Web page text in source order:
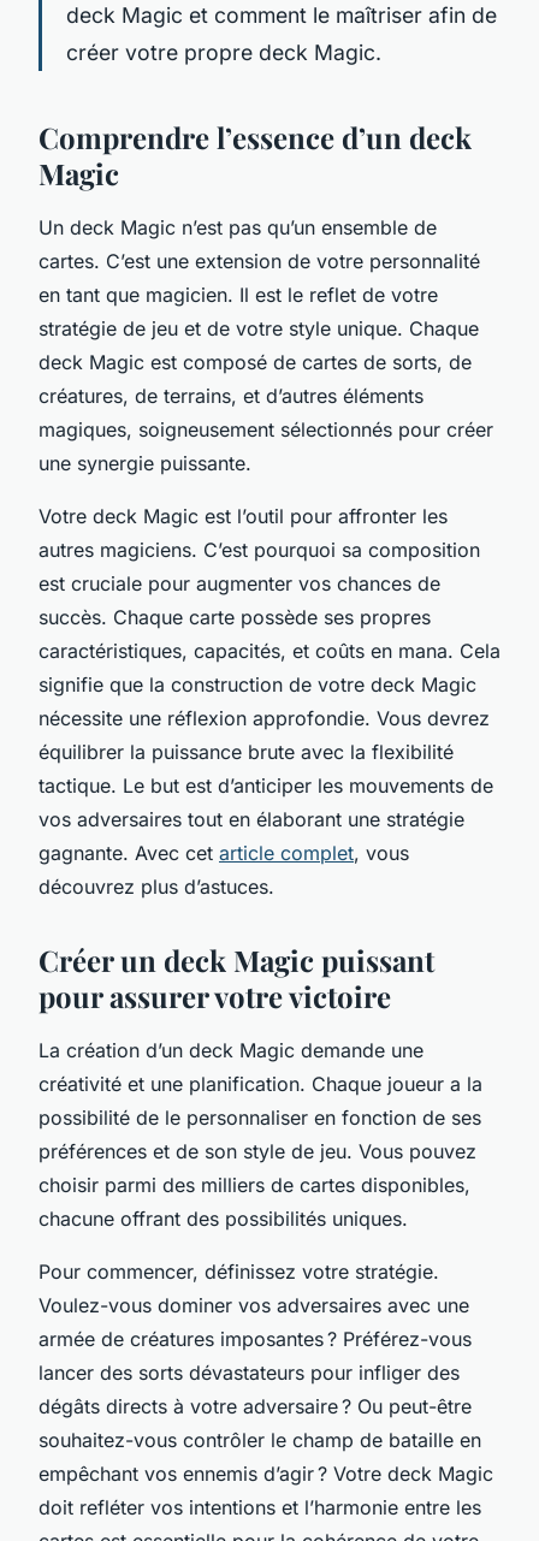
deck Magic et comment le maîtriser afin de
créer votre propre deck Magic.
Comprendre l’essence d’un deck
Magic
Un deck Magic n’est pas qu’un ensemble de
cartes. C’est une extension de votre personnalité
en tant que magicien. Il est le reflet de votre
stratégie de jeu et de votre style unique. Chaque
deck Magic est composé de cartes de sorts, de
créatures, de terrains, et d’autres éléments
magiques, soigneusement sélectionnés pour créer
une synergie puissante.
Votre deck Magic est l’outil pour affronter les
autres magiciens. C’est pourquoi sa composition
est cruciale pour augmenter vos chances de
succès. Chaque carte possède ses propres
caractéristiques, capacités, et coûts en mana. Cela
signifie que la construction de votre deck Magic
nécessite une réflexion approfondie. Vous devrez
équilibrer la puissance brute avec la flexibilité
tactique. Le but est d’anticiper les mouvements de
vos adversaires tout en élaborant une stratégie
gagnante. Avec cet article complet, vous
découvrez plus d’astuces.
Créer un deck Magic puissant
pour assurer votre victoire
La création d’un deck Magic demande une
créativité et une planification. Chaque joueur a la
possibilité de le personnaliser en fonction de ses
préférences et de son style de jeu. Vous pouvez
choisir parmi des milliers de cartes disponibles,
chacune offrant des possibilités uniques.
Pour commencer, définissez votre stratégie.
Voulez-vous dominer vos adversaires avec une
armée de créatures imposantes ? Préférez-vous
lancer des sorts dévastateurs pour infliger des
dégâts directs à votre adversaire ? Ou peut-être
souhaitez-vous contrôler le champ de bataille en
empêchant vos ennemis d’agir ? Votre deck Magic
doit refléter vos intentions et l’harmonie entre les